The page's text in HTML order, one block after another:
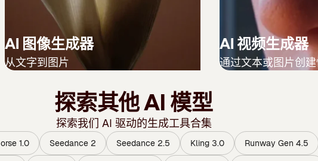
AI 图像生成器
从文字到图片
AI 视频生成器
通过文本或图片创
探索其他 AI 模型
探索我们 AI 驱动的生成工具合集
1.0 Seedance 2 Seedance 2.5 Kling 3.0 Runway Gen 4.5